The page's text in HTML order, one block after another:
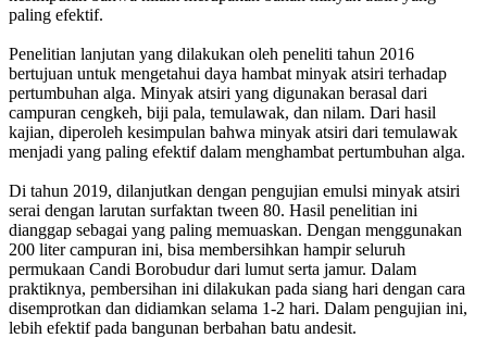
paling efektif.
Penelitian lanjutan yang dilakukan oleh peneliti tahun 2016
bertujuan untuk mengetahui daya hambat minyak atsiri terhadap
pertumbuhan alga. Minyak atsiri yang digunakan berasal dari
campuran cengkeh, biji pala, temulawak, dan nilam. Dari hasil
kajian, diperoleh kesimpulan bahwa minyak atsiri dari temulawak
menjadi yang paling efektif dalam menghambat pertumbuhan alga.
Di tahun 2019, dilanjutkan dengan pengujian emulsi minyak atsiri
serai dengan larutan surfaktan tween 80. Hasil penelitian ini
dianggap sebagai yang paling memuaskan. Dengan menggunakan
200 liter campuran ini, bisa membersihkan hampir seluruh
permukaan Candi Borobudur dari lumut serta jamur. Dalam
praktiknya, pembersihan ini dilakukan pada siang hari dengan cara
disemprotkan dan didiamkan selama 1-2 hari. Dalam pengujian ini,
lebih efektif pada bangunan berbahan batu andesit.